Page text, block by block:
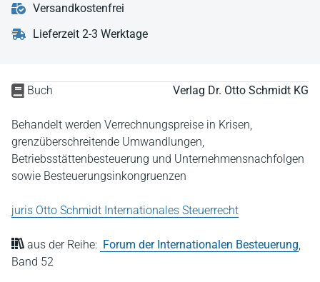
Buch Verlag Dr. Otto Schmidt KG
Behandelt werden Verrechnungspreise in Krisen,
grenzüberschreitende Umwandlungen,
Betriebsstättenbesteuerung und Unternehmensnachfolgen
sowie Besteuerungsinkongruenzen
juris Otto Schmidt Internationales Steuerrecht
aus der Reihe: Forum der Internationalen Besteuerung,
Band 52
Versandkostenfrei
Lieferzeit 2-3 Werktage